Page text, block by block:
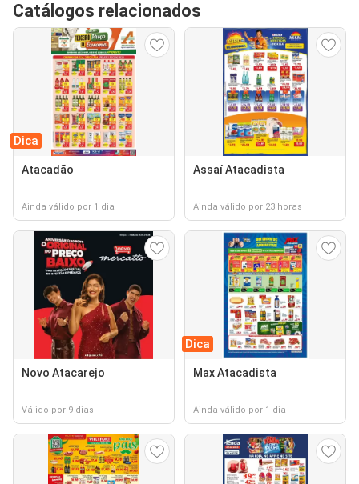
Catálogos relacionados
Dica
Atacadão
Ainda válido por 1 dia
Assaí Atacadista
Ainda válido por 23 horas
Novo Atacarejo
Válido por 9 dias
Dica
Max Atacadista
Ainda válido por 1 dia